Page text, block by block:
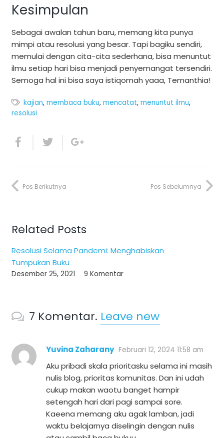
Kesimpulan
Sebagai awalan tahun baru, memang kita punya
mimpi atau resolusi yang besar. Tapi bagiku sendiri,
memulai dengan cita-cita sederhana, bisa menuntut
ilmu setiap hari bisa menjadi penyemangat tersendiri.
Semoga hal ini bisa saya istiqomah yaaa, Temanthia!
kajian, membaca buku, mencatat, menuntut ilmu,
resolusi
Pos Sebelumnya
Pos Berikutnya
Related Posts
Resolusi Selama Pandemi: Menghabiskan
Tumpukan Buku
Desember 25, 2021 9 Komentar
7 Komentar. Leave new
Yuvina Zaharany Februari 12, 2024 11:58 am
Aku pribadi skala prioritasku selama ini masih
nulis blog, prioritas komunitas. Dan ini udah
cukup makan waotu banget hampir
setengah hari dari pagi sampai sore.
Kaeena memang aku agak lamban, jadi
waktu belajarnya diselingin dengan nulis